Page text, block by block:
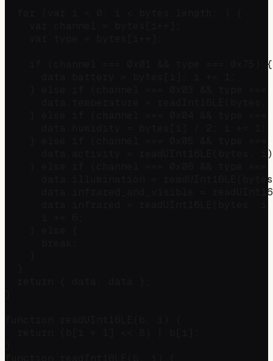
if (channel === 0x01 && type === 0x75)
data.activity = readUInt16LE(bytes,
data.illumination =
data.infrared_and_visible =